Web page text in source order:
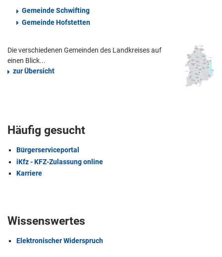
Gemeinde Schwifting
Gemeinde Hofstetten
Die verschiedenen Gemeinden des Landkreises auf
einen Blick...
zur Übersicht
Häufig gesucht
Bürgerserviceportal
iKfz - KFZ-Zulassung online
Karriere
Wissenswertes
Elektronischer Widerspruch